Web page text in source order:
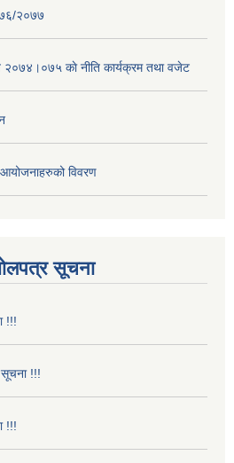
२०७७
काे नीति कार्यक्रम तथा वजेट
विवरण
सूचना
!!!
!!!
!!!